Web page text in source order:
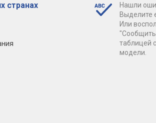
странах
Нашли
Выделите
Или
"Сообщить
таблицей
модели.